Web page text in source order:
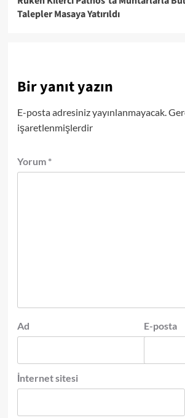
Talepler Masaya Yatırıldı
Bir yanıt yazın
E-posta adresiniz yayınlanmayacak.
işaretlenmişlerdir
Yorum *
Ad E-posta
İnternet sitesi